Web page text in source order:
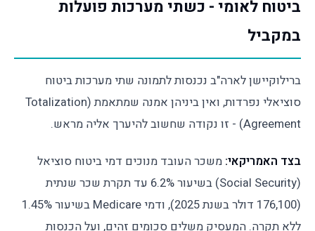
ביטוח לאומי - כשתי מערכות פועלות
במקביל
ברילוקיישן לארה"ב נכנסות לתמונה שתי מערכות ביטוח
סוציאלי נפרדות, ואין ביניהן אמנה שמתאמת (Totalization
Agreement) - זו נקודה שחשוב להיערך אליה מראש.
בצד האמריקאי: משכר העובד מנוכים דמי ביטוח סוציאל
(Social Security) בשיעור 6.2% עד תקרת שכר שנתית
(176,100 דולר בשנת 2025), ודמי Medicare בשיעור 1.45%
ללא תקרה. המעסיק משלים סכומים זהים, ועל הכנסות